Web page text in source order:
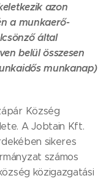
azon
a munkaerő-
által
belül összesen
munkanap)
Község
A Jobtain Kft.
sikeres
számos
közigazgatási